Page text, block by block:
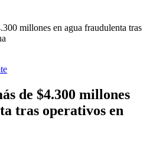
de $4.300 millones
tras operativos en